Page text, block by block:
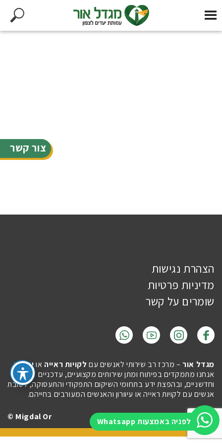
צור קשר
לפניה באמצעות Whatsapp
הצהרת נגישות
מדיניות פרטיות
שומרים על קשר
מגדל אור – מרכז רב שירותי לאנשים עם לקויות ראייה אועיוורון.
אנחנו מתמקדים בפיתוח ומתן שירותים מקצועיים, עדכניים
וחדשניים, ובהפצת ידע בתחומי השיקום התפקודי והתעסוקה, לטובת
אנשים עם לקויות ראייה או עיוורון והאנשים המעורבים בחייהם.
Imaginet
Migdal Or ©